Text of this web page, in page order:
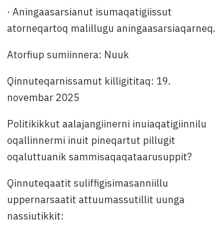
· Aningaasarsianut isumaqatigiissut
atorneqartoq malillugu aningaasarsiaqarneq.
Atorfiup sumiinnera: Nuuk
Qinnuteqarnissamut killigititaq: 19.
novembar 2025
Politikikkut aalajangiinerni inuiaqatigiinnilu
oqallinnermi inuit pineqartut pillugit
oqaluttuanik sammisaqaqataarusuppit?
Qinnuteqaatit suliffigisimasanniillu
uppernarsaatit attuumassutillit uunga
nassiutikkit: